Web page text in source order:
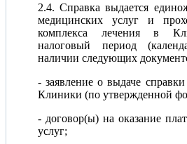
2.4. Справка выдается
медицинских услуг и
комплекса лечения в
налоговый период
наличии следующих
- заявление о выдаче
Клиники (по утвержденной
- договор(ы) на оказание
услуг;